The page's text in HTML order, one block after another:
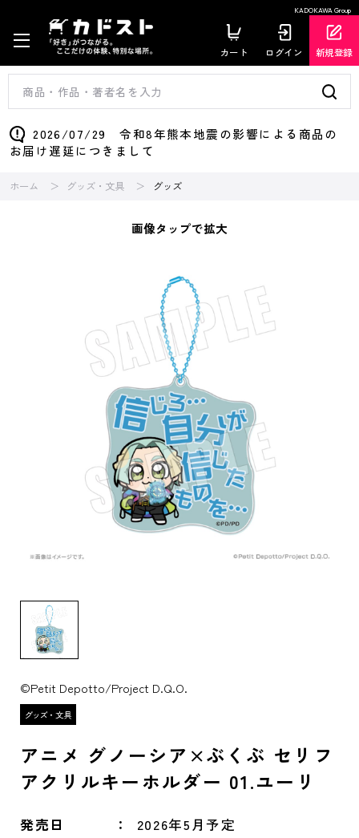
KADOKAWA Group
カート ログイン 新規登録
2026/07/29 令和8年熊本地震の影響による商品の
お届け遅延につきまして
ホーム グッズ・文具 グッズ
画像タップで拡大
©Petit Depotto/Project D.Q.O.
アニメ グノーシア×ぶくぶ セリフ
アクリルキーホルダー 01.ユーリ
発売日 2026年5月予定